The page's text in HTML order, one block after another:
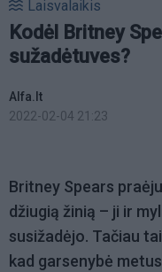
Laisvalaikis
Kodėl Britney
sužadėtuves?
Alfa.lt
2022-02-04 21:23
Britney Spears
džiugią žinią – ji ir
susižadėjo. Tačiau
kad garsenybė